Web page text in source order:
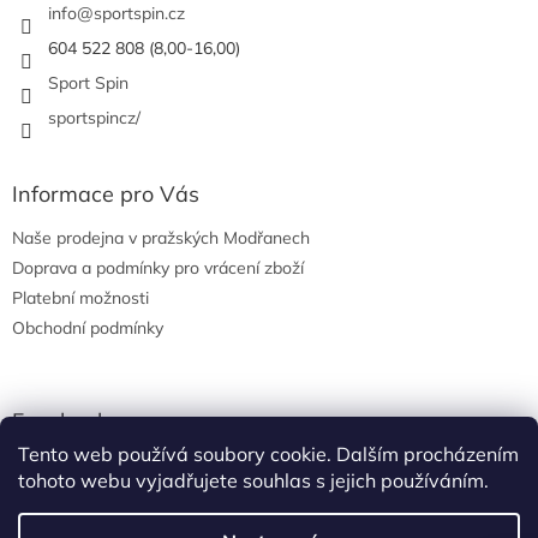
Tento web používá soubory cookie. Dalším procházením
tohoto webu vyjadřujete souhlas s jejich používáním.
info@sportspin.cz
604 522 808 (8,00-16,00)
Sport Spin
sportspincz/
Informace pro Vás
Naše prodejna v pražských Modřanech
Doprava a podmínky pro vrácení zboží
Platební možnosti
Obchodní podmínky
Facebook